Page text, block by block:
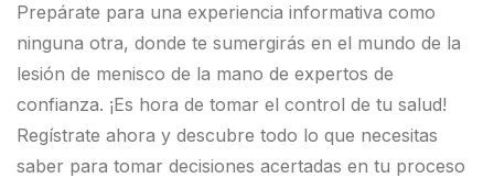
Prepárate para una experiencia informativa como
ninguna otra, donde te sumergirás en el mundo de la
lesión de menisco de la mano de expertos de
confianza. ¡Es hora de tomar el control de tu salud!
Regístrate ahora y descubre todo lo que necesitas
saber para tomar decisiones acertadas en tu proceso